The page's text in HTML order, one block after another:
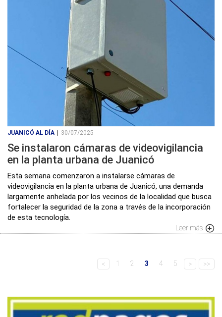
JUANICÓ AL DÍA | 30/07/2025
Se instalaron cámaras de videovigilancia
en la planta urbana de Juanicó
Esta semana comenzaron a instalarse cámaras de
videovigilancia en la planta urbana de Juanicó, una demanda
largamente anhelada por los vecinos de la localidad que busca
fortalecer la seguridad de la zona a través de la incorporación
de esta tecnología.
Leer más
< 1 2 3 4 5 > >>